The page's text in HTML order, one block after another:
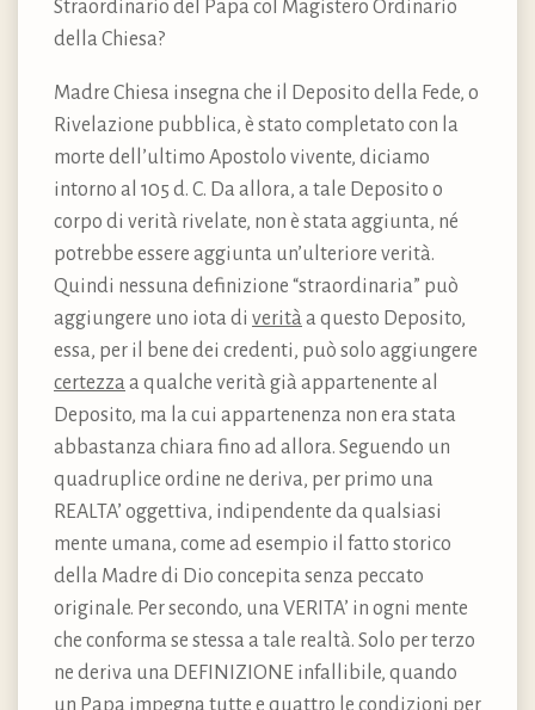
Straordinario del Papa col Magistero Ordinario
della Chiesa?
Madre Chiesa insegna che il Deposito della Fede, o
Rivelazione pubblica, è stato completato con la
morte dell’ultimo Apostolo vivente, diciamo
intorno al 105 d. C. Da allora, a tale Deposito o
corpo di verità rivelate, non è stata aggiunta, né
potrebbe essere aggiunta un’ulteriore verità.
Quindi nessuna definizione “straordinaria” può
aggiungere uno iota di verità a questo Deposito,
essa, per il bene dei credenti, può solo aggiungere
certezza a qualche verità già appartenente al
Deposito, ma la cui appartenenza non era stata
abbastanza chiara fino ad allora. Seguendo un
quadruplice ordine ne deriva, per primo una
REALTA’ oggettiva, indipendente da qualsiasi
mente umana, come ad esempio il fatto storico
della Madre di Dio concepita senza peccato
originale. Per secondo, una VERITA’ in ogni mente
che conforma se stessa a tale realtà. Solo per terzo
ne deriva una DEFINIZIONE infallibile, quando
un Papa impegna tutte e quattro le condizioni per